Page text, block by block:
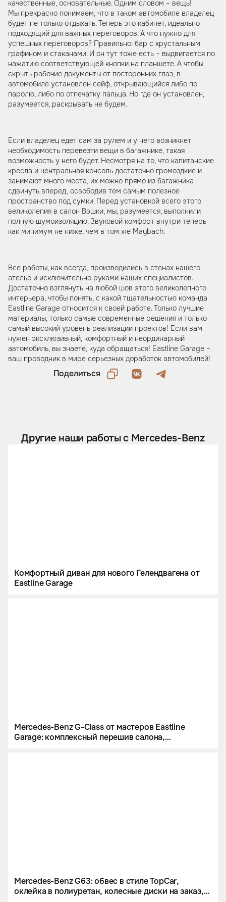
качественные, основательные. Одним словом – вещь!
Мы прекрасно понимаем, что в таком автомобиле владелец
будет не только отдыхать. Теперь это кабинет, идеально
подходящий для важных переговоров. А что нужно для
успешных переговоров? Правильно: бар с хрустальным
графином и стаканами. И он тут тоже есть – выдвигается по
нажатию соответствующей кнопки на планшете. А чтобы
скрыть рабочие документы от посторонних глаз, в
автомобиле установлен сейф, открывающийся либо по
паролю, либо по отпечатку пальца. Но где он установлен,
разумеется, раскрывать не будем.
Если владелец едет сам за рулем и у него возникнет
необходимость перевезти вещи в багажнике, такая
возможность у него будет. Несмотря на то, что капитанские
кресла и центральная консоль достаточно громоздкие и
занимают много места, их можно прямо из багажника
сдвинуть вперед, освободив тем самым полезное
пространство под сумки. Перед установкой всего этого
великолепия в салон Вэшки, мы, разумеется, выполнили
полную шумоизоляцию. Звуковой комфорт внутри теперь
как минимум не ниже, чем в том же Maybach.
Все работы, как всегда, производились в стенах нашего
ателье и исключительно руками наших специалистов.
Достаточно взглянуть на любой шов этого великолепного
интерьера, чтобы понять, с какой тщательностью команда
Eastline Garage относится к своей работе. Только лучшие
материалы, только самые современные решения и только
самый высокий уровень реализации проектов! Если вам
нужен эксклюзивный, комфортный и неординарный
автомобиль, вы знаете, куда обращаться! Eastline Garage –
ваш проводник в мире серьезных доработок автомобилей!
Поделиться
Другие наши работы с Mercedes-Benz
Комфортный диван для нового Гелендвагена от
Eastline Garage
Mercedes-Benz G-Class от мастеров Eastline
Garage: комплексный перешив салона,
Mercedes-Benz G63: обвес в стиле TopCar,
оклейка в полиуретан, колесные диски на заказ,